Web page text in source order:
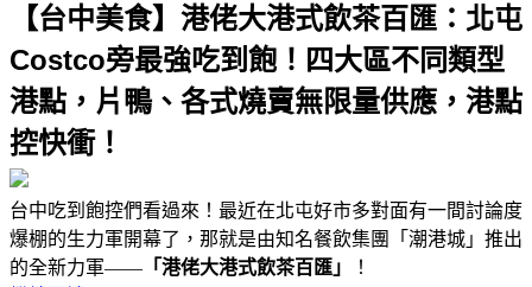
【台中美食】港佬大港式飲茶百匯：北屯
Costco旁最強吃到飽！四大區不同類型
港點，片鴨、各式燒賣無限量供應，港點
控快衝！
台中吃到飽控們看過來！最近在北屯好市多對面有一間討論度
爆棚的生力軍開幕了，那就是由知名餐飲集團「潮港城」推出
的全新力軍—— 「港佬大港式飲茶百匯」
！